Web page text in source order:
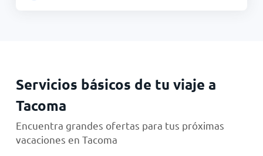
Servicios básicos de tu viaje a
Tacoma
Encuentra grandes ofertas para tus próximas
vacaciones en Tacoma